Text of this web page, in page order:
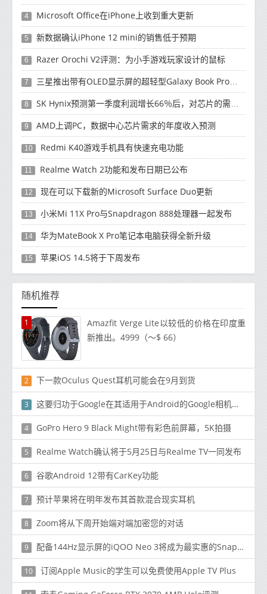
4 Microsoft Office在iPhone上收到重大更新
5 新数据确认iPhone 12 mini的销售低于预期
6 Razer Orochi V2评测：为小手游戏玩家设计的鼠标
7 三星推出带有OLED显示屏的超轻型Galaxy Book Pro和Galaxy Book Pro 360笔记本电脑
8 SK Hynix预测第一季度利润增长66％后，对芯片的需求将增强
9 AMD上调PC，数据中心芯片需求的年度收入预测
10 Redmi K40游戏手机具有快速充电功能
11 Realme Watch 2功能和发布日期已公布
12 现在可以下载新的Microsoft Surface Duo更新
13 小米Mi 11X Pro与Snapdragon 888处理器一起发布
14 华为MateBook X Pro笔记本电脑获得全新升级
15 苹果iOS 14.5将于下周发布
随机推荐
1
Amazfit Verge Lite以较低的价格在印度重
新推出。4999（〜$ 66）
2 下一款Oculus Quest耳机可能会在9月到货
3 这要归功于Google在其适用于Android的Google相机应用
4 GoPro Hero 9 Black Might带有彩色前屏幕，5K拍摄
5 Realme Watch确认将于5月25日与Realme TV一同发布
6 谷歌Android 12带有CarKey功能
7 预计苹果将在明年发布其首款混合现实耳机
8 Zoom将从下周开始端对端加密您的对话
9 配备144Hz显示屏的iQOO Neo 3将成为最实惠的Snapdragon 865手机
10 订阅Apple Music的学生可以免费使用Apple TV Plus